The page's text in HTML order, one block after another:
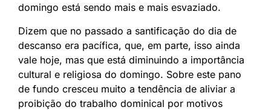
domingo está sendo mais e mais esvaziado.
Dizem que no passado a santificação do dia de
descanso era pacífica, que, em parte, isso ainda
vale hoje, mas que está diminuindo a importância
cultural e religiosa do domingo. Sobre este pano
de fundo cresceu muito a tendência de aliviar a
proibição do trabalho dominical por motivos